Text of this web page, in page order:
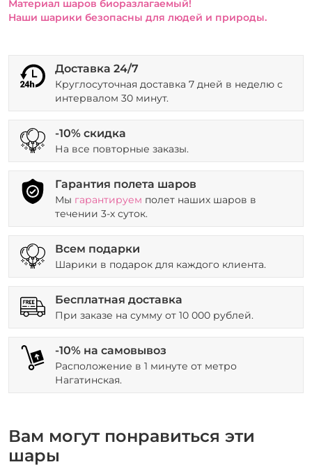
Материал шаров биоразлагаемый!
Наши шарики безопасны для людей и природы.
Доставка 24/7
Круглосуточная доставка 7 дней в неделю с
интервалом 30 минут.
-10% скидка
На все повторные заказы.
Гарантия полета шаров
Мы гарантируем полет наших шаров в
течении 3-х суток.
Всем подарки
Шарики в подарок для каждого клиента.
Бесплатная доставка
При заказе на сумму от 10 000 рублей.
-10% на самовывоз
Расположение в 1 минуте от метро
Нагатинская.
Вам могут понравиться эти
шары